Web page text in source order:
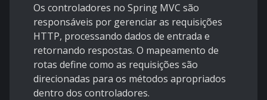
Os controladores no Spring MVC são
responsáveis por gerenciar as requisições
HTTP, processando dados de entrada e
retornando respostas. O mapeamento de
rotas define como as requisições são
direcionadas para os métodos apropriados
dentro dos controladores.